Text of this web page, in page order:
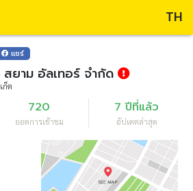
TH
แชร์
ยาม อัลเทอร์ จำกัด
ก็ต
720
ยอดการเข้าชม
7 ปีที่แล้ว
อัปเดตล่าสุด